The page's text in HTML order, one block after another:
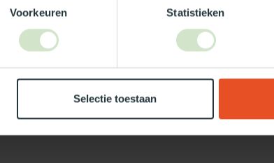
Voorkeuren Statistieken
Selectie toestaan